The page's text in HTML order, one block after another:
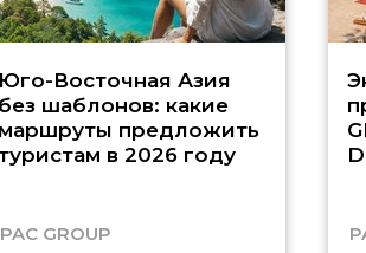
Юго-Восточная Азия
без шаблонов: какие
маршруты предложить
туристам в 2026 году
PAC GROUP